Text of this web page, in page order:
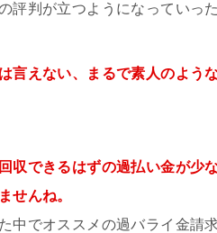
評判が立つようになっていった
言えない、まるで素人のよう
収できるはずの過払い金が少
せんね。
中でオススメの過バライ金請